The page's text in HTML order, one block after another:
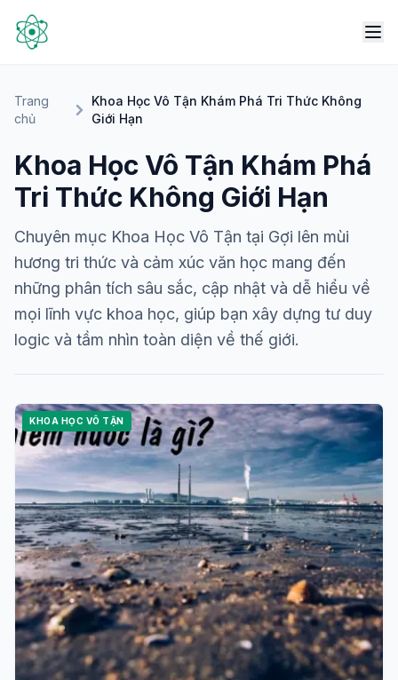
Trang
chủ
Khoa Học Vô Tận Khám Phá Tri Thức Không
Giới Hạn
Khoa Học Vô Tận Khám Phá
Tri Thức Không Giới Hạn
Chuyên mục Khoa Học Vô Tận tại Gợi lên mùi
hương tri thức và cảm xúc văn học mang đến
những phân tích sâu sắc, cập nhật và dễ hiểu về
mọi lĩnh vực khoa học, giúp bạn xây dựng tư duy
logic và tầm nhìn toàn diện về thế giới.
KHOA HỌC VÔ TẬN